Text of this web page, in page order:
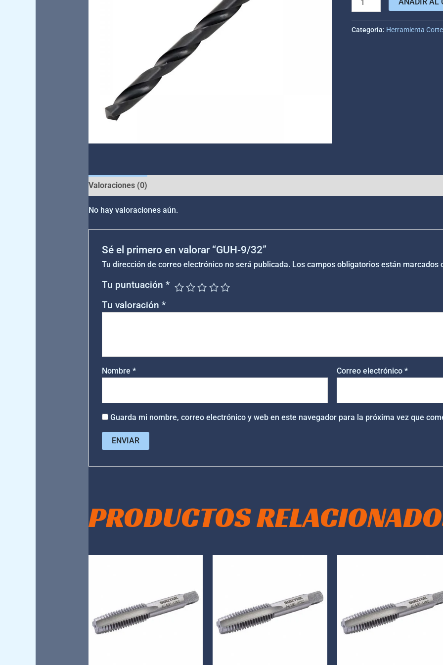
Categoría: Herramienta Corte
Valoraciones (0)
No hay valoraciones aún.
Sé el primero en valorar “GUH-9/32”
Tu dirección de correo electrónico no será publicada. Los campos obligatorios están marcados
Tu puntuación*
Tu valoración*
Nombre* Correo electrónico*
Guarda mi nombre, correo electrónico y web en este navegador para la próxima vez que
PRODUCTOS